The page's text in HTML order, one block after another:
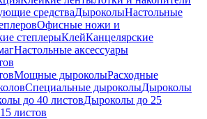
средстваДыроколыНастольные
Офисные ножи и
степлерыКлейКанцелярские
Настольные аксессуары
Мощные дыроколыРасходные
Специальные дыроколыДыроколы
до 40 листовДыроколы до 25
листов